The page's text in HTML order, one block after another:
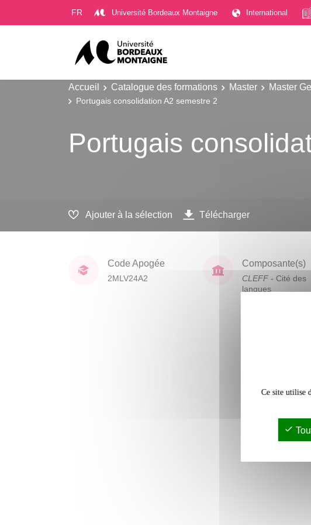
FR Université Bordeaux Montaigne International
Accueil Catalogue des formations Master Master
Portugais consolidation A2 semestre 2
Portugais
Ajouter à la sélection Télécharger
Code Apogée
2MLV24A2
Composante(s)
CLEFF - Cité des
langues
Ce site utilise